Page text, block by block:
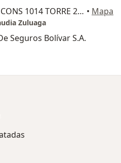
CALLE 5D # 38A‐35 CONS 1014 TORRE 2, Cali • Mapa
Zuluaga
Seguros Bolívar S.A.